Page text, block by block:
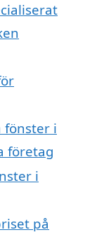
fönster i
företag
i
på